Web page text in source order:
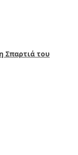
Σπαρτιά του